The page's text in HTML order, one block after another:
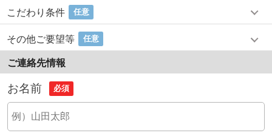
こだわり条件 任意
その他ご要望等 任意
ご連絡先情報
お名前 必須